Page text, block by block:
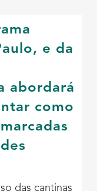
e da
abordará
como
das cantinas